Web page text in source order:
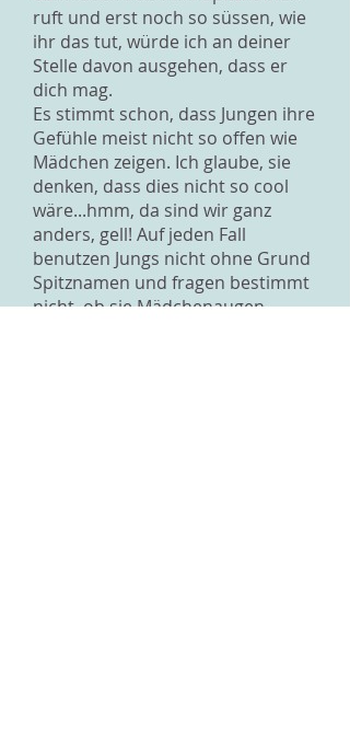
ruft und erst noch so süssen, wie
ihr das tut, würde ich an deiner
Stelle davon ausgehen, dass er
dich mag.
Es stimmt schon, dass Jungen ihre
Gefühle meist nicht so offen wie
Mädchen zeigen. Ich glaube, sie
denken, dass dies nicht so cool
wäre...hmm, da sind wir ganz
anders, gell! Auf jeden Fall
benutzen Jungs nicht ohne Grund
Spitznamen und fragen bestimmt
nicht, ob sie Mädchenaugen